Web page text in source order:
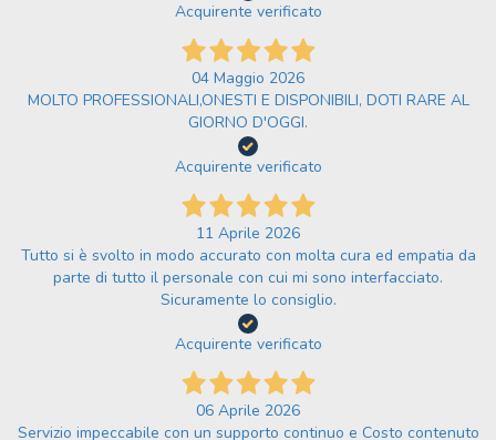
Acquirente verificato
04 Maggio 2026
MOLTO PROFESSIONALI,ONESTI E DISPONIBILI, DOTI RARE AL
GIORNO D'OGGI.
Acquirente verificato
11 Aprile 2026
Tutto si è svolto in modo accurato con molta cura ed empatia da
parte di tutto il personale con cui mi sono interfacciato.
Sicuramente lo consiglio.
Acquirente verificato
06 Aprile 2026
Servizio impeccabile con un supporto continuo e Costo contenuto